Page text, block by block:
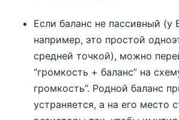
Если баланс не пассивный (у
например, это простой
средней точкой), можно
“громкость + баланс” на
громкость”. Родной баланс
устраняется, а на его место